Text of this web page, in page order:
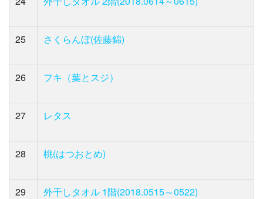
25 さくらんぼ(佐藤錦)
26 フキ（葉とスジ）
27 レタス
28 桃(はつおとめ)
29 外干しタオル 1階(2018.0515～0522)